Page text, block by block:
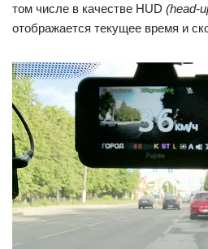
том числе в качестве HUD (head-
отображается текущее время и